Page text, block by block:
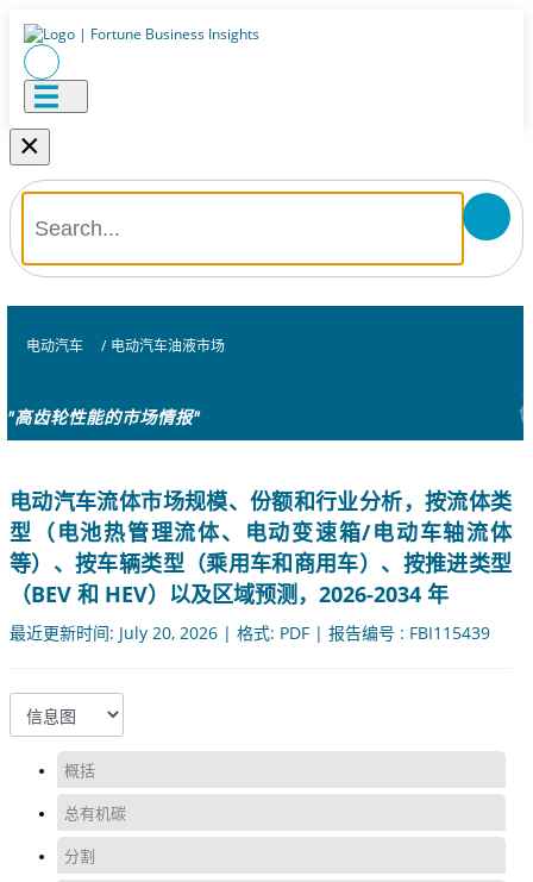
×
电动汽车 / 电动汽车油液市场
"高齿轮性能的市场情报"
电动汽车流体市场规模、份额和行业分析，按流体类
型（电池热管理流体、电动变速箱/电动车轴流体
等）、按车辆类型（乘用车和商用车）、按推进类型
（BEV 和 HEV）以及区域预测，2026-2034 年
最近更新时间: July 20, 2026 | 格式: PDF | 报告编号 : FBI115439
概括
总有机碳
分割